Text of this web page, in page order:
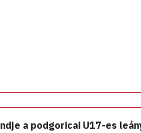
a podgoricai U17-es